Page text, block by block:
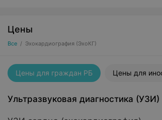
Цены
Все / Эхокардиография (ЭхоКГ)
Цены для граждан РБ Цены для
Ультразвуковая диагностика (УЗИ)